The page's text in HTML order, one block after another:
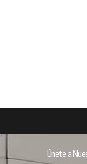
Únete a